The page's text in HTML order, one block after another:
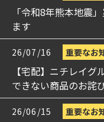
「令和8年熊本地震
ます
26/07/16 重要なお
【宅配】ニチレイ
できない商品のお詫
26/06/15 重要なお